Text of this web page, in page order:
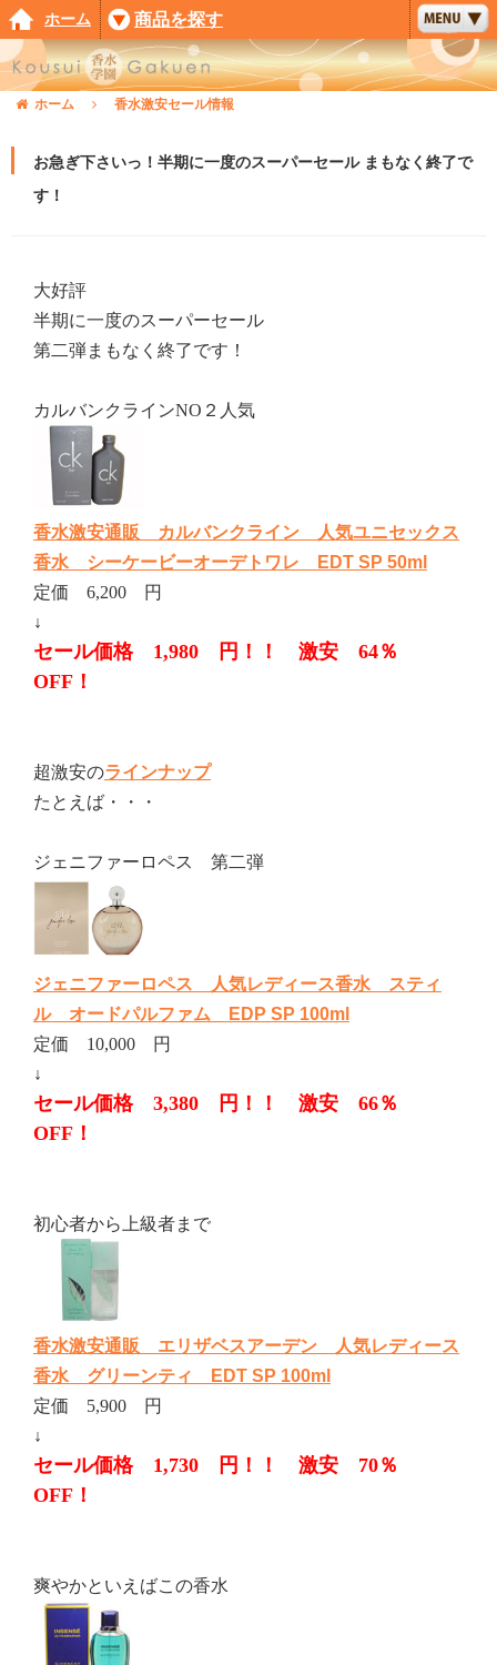
ホーム 商品を探す
ホーム 香水激安セール情報
お急ぎ下さいっ！半期に一度のスーパーセール まもなく終了で
す！
大好評
半期に一度のスーパーセール
第二弾まもなく終了です！
カルバンクラインNO２人気
香水激安通販 カルバンクライン 人気ユニセックス
香水 シーケービーオーデトワレ EDT SP 50ml
定価 6,200 円
↓
セール価格 1,980 円！！ 激安 64％
OFF！
超激安のラインナップ
たとえば・・・
ジェニファーロペス 第二弾
ジェニファーロペス 人気レディース香水 スティ
ル オードパルファム EDP SP 100ml
定価 10,000 円
↓
セール価格 3,380 円！！ 激安 66％
OFF！
初心者から上級者まで
香水激安通販 エリザベスアーデン 人気レディース
香水 グリーンティ EDT SP 100ml
定価 5,900 円
↓
セール価格 1,730 円！！ 激安 70％
OFF！
爽やかといえばこの香水